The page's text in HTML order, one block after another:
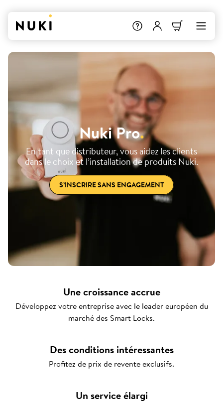
Nuki Pro.
En tant que distributeur, vous aidez les clients
dans le choix et l’installation de produits Nuki.
S’INSCRIRE SANS ENGAGEMENT
Une croissance accrue
Développez votre entreprise avec le leader européen du
marché des Smart Locks.
Des conditions intéressantes
Profitez de prix de revente exclusifs.
Un service élargi